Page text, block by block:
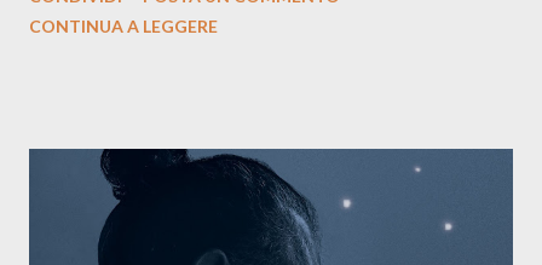
testo ibrido tra italiano e siciliano, e un’urgenza espressiva che
La canzone racconta la difficoltà di creare, e perfino di esistere,
sotto il peso della realtà. Ma lo fa cercando una via d’uscita, una
forma di assoluzione, nel vivere e nel suonare, nel trovare respiro
CONTINUA A LEGGERE